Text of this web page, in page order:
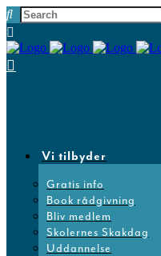
Vi tilbyder
Gratis info
Book rådgivning
Bliv medlem
Skolernes Skakdag
Uddannelse